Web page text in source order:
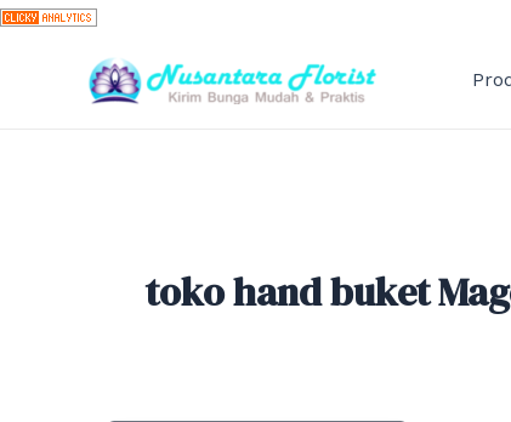
Skip
content
toko hand buket